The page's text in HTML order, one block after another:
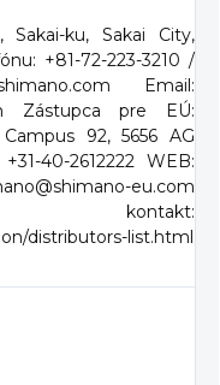
ku, Sakai City,
+81-72-223-3210 /
Email:
Zástupca pre EÚ:
92, 5656 AG
40-2612222 WEB:
eu.com
distributors-list.html